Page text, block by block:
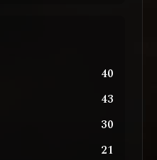
40
43
30
21